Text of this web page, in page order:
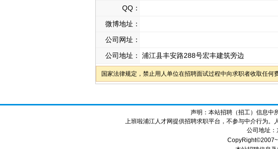
QQ：
微博地址：
公司网址：
公司地址：
浦江县丰安路288号宏丰建筑旁边
国家法律规定，禁止用人单位在招聘面试过程中向求职者收取任何
声明：本站招聘（招工）信息中
上班啦浦江人才网提供招聘求职平台，不参与中介行为。
公司地址